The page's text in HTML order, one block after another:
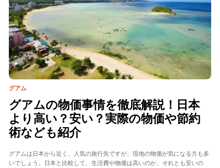
グアム
グアムの物価事情を徹底解説！日本
より高い？安い？実際の物価や節約
術なども紹介
グアムは日本から近く、人気の旅行先ですが、現地の物価が気になる方も多
いでしょう。日本と比較して、生活費や物価は高いのか、それとも安いの